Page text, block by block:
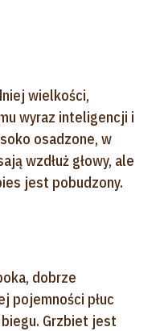
wielkości,
wyraz inteligencji i
osadzone, w
wzdłuż głowy, ale
jest pobudzony.
dobrze
pojemności płuc
Grzbiet jest